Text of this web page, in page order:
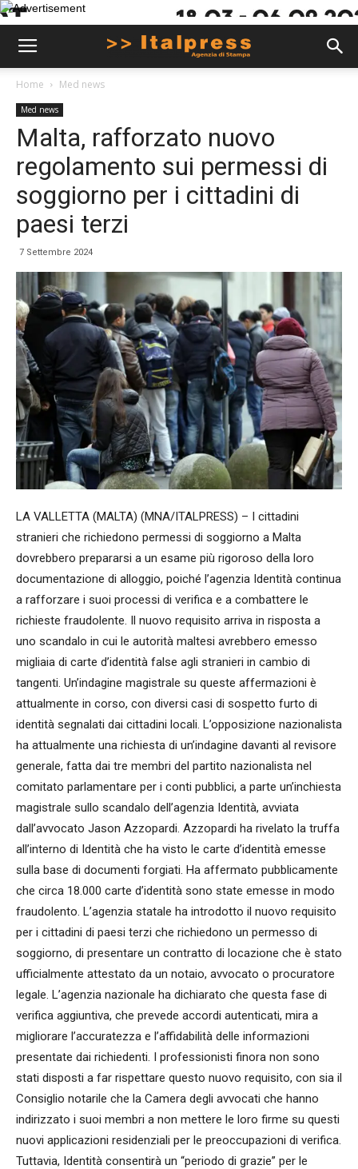
Home Med news
Med news
Malta, rafforzato nuovo
regolamento sui permessi di
soggiorno per i cittadini di
paesi terzi
7 Settembre 2024
LA VALLETTA (MALTA) (MNA/ITALPRESS) – I cittadini
stranieri che richiedono permessi di soggiorno a Malta
dovrebbero prepararsi a un esame più rigoroso della loro
documentazione di alloggio, poiché l’agenzia Identità continua
a rafforzare i suoi processi di verifica e a combattere le
richieste fraudolente. Il nuovo requisito arriva in risposta a
uno scandalo in cui le autorità maltesi avrebbero emesso
migliaia di carte d’identità false agli stranieri in cambio di
tangenti. Un’indagine magistrale su queste affermazioni è
attualmente in corso, con diversi casi di sospetto furto di
identità segnalati dai cittadini locali. L’opposizione nazionalista
ha attualmente una richiesta di un’indagine davanti al revisore
generale, fatta dai tre membri del partito nazionalista nel
comitato parlamentare per i conti pubblici, a parte un’inchiesta
magistrale sullo scandalo dell’agenzia Identità, avviata
dall’avvocato Jason Azzopardi. Azzopardi ha rivelato la truffa
all’interno di Identità che ha visto le carte d’identità emesse
sulla base di documenti forgiati. Ha affermato pubblicamente
che circa 18.000 carte d’identità sono state emesse in modo
fraudolento. L’agenzia statale ha introdotto il nuovo requisito
per i cittadini di paesi terzi che richiedono un permesso di
soggiorno, di presentare un contratto di locazione che è stato
ufficialmente attestato da un notaio, avvocato o procuratore
legale. L’agenzia nazionale ha dichiarato che questa fase di
verifica aggiuntiva, che prevede accordi autenticati, mira a
migliorare l’accuratezza e l’affidabilità delle informazioni
presentate dai richiedenti. I professionisti finora non sono
stati disposti a far rispettare questo nuovo requisito, con sia il
Consiglio notarile che la Camera degli avvocati che hanno
indirizzato i suoi membri a non mettere le loro firme su questi
nuovi applicazioni residenziali per le preoccupazioni di verifica.
Tuttavia, Identità consentirà un “periodo di grazie” per le